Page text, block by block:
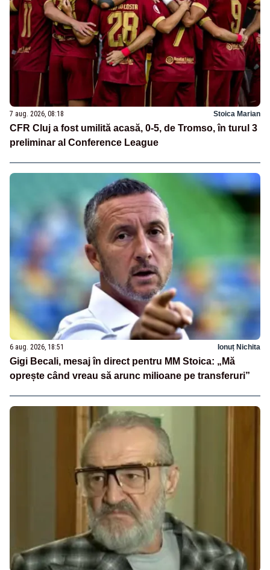
7 aug. 2026, 08:18 Stoica Marian
CFR Cluj a fost umilită acasă, 0-5, de Tromso, în turul 3
preliminar al Conference League
6 aug. 2026, 18:51 Ionuț Nichita
Gigi Becali, mesaj în direct pentru MM Stoica: „Mă
oprește când vreau să arunc milioane pe transferuri”